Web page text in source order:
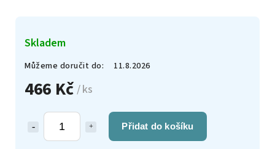
466 Kč / ks
Přidat do košíku
Skladem
Můžeme doručit do: 11.8.2026